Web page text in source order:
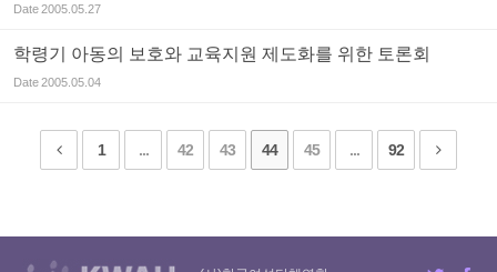
Date2005.05.27
학령기 아동의 보호와 교육지원 제도화를 위한 토론회
Date2005.05.04
1 ... 42 43 44 45 ... 92